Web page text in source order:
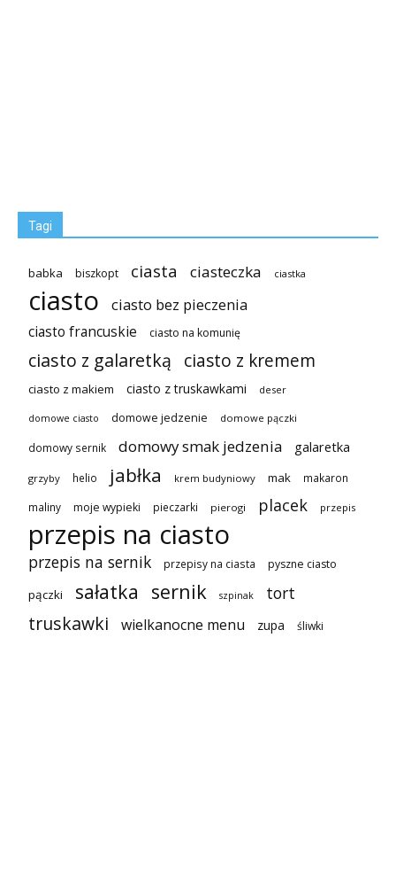
Tagi
babka biszkopt ciasta ciasteczka ciastka
ciasto ciasto bez pieczenia
ciasto francuskie ciasto na komunię
ciasto z galaretką ciasto z kremem
ciasto z makiem ciasto z truskawkami deser
domowe ciasto domowe jedzenie domowe pączki
domowy sernik domowy smak jedzenia galaretka
grzyby helio jabłka krem budyniowy mak makaron
maliny moje wypieki pieczarki pierogi placek przepis
przepis na ciasto
przepis na sernik przepisy na ciasta pyszne ciasto
pączki sałatka sernik szpinak tort
truskawki wielkanocne menu zupa śliwki